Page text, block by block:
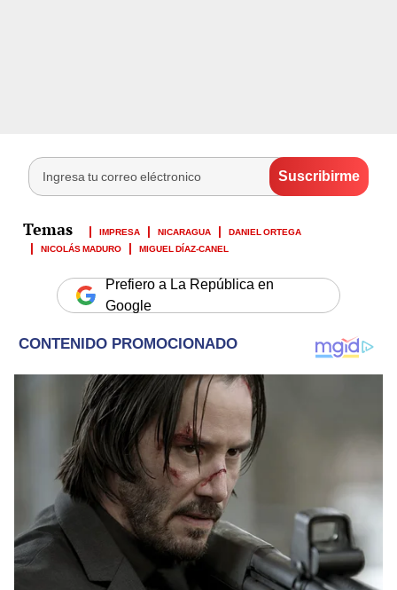
IMPRESA NICARAGUA
DANIEL ORTEGA
NICOLÁS MADURO
MIGUEL DÍAZ-CANEL
Prefiero a La República en
Google